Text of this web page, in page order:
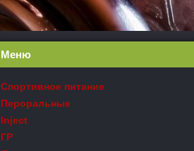
Меню
Спортивное питание
Пероральные
Inject
ГР